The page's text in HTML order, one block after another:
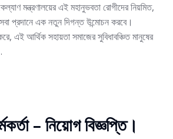
মন্ত্রণালয়ের এই মহানুভবতা রোগীদের নিয়মিত,
প্রদানে এক নতুন দিগন্ত উন্মোচন করবে।
এই আর্থিক সহায়তা সমাজের সুবিধাবঞ্চিত মানুষের
– নিয়োগ বিজ্ঞপ্তি।